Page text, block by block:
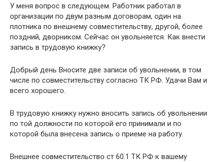
У меня вопрос в следующем. Работник работал в
организации по двум разным договорам, один на
плотника по внешнему совместительству, другой, более
поздний, дворником. Сейчас он увольняется. Как внести
запись в трудовую книжку?
Добрый день Вносите две записи об увольнении, в том
числе по совместительству согласно ТК РФ. Удачи Вам и
всего хорошего.
В трудовую книжку нужно вносить запись об увольнении
по той должности по которой его принимали и по
которой была внесена запись о приеме на работу.
Внешнее совместительство ст 60.1 ТК РФ к вашему